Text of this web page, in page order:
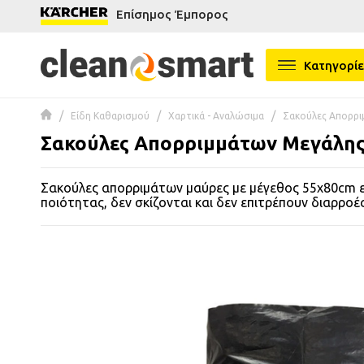
menu
Επίσημος Έμπορος
Είδη Καθαρισμού Χαρτικά - Αναλώσιμα Σακούλες
Σακούλες Απορριμμάτων
Σακούλες απορριμάτων μαύρες με μέγεθος 55x80cm
ποιότητας, δεν σκίζονται και δεν επιτρέπουν